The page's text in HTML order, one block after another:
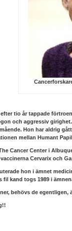
tio år tappade
och aggressiv
Hon har aldrig
mellan Humant
Cancer Center i
Cervarix och
hon i ämnet
fil kand togs 1989 i
behövs de